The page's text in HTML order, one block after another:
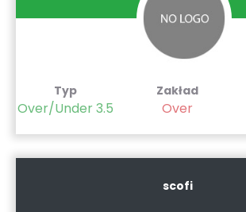
Typ
Over/Under 3.5
Zakład
Over
scofi